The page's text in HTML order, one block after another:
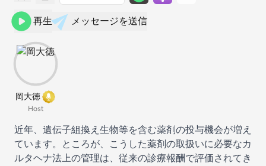
再生 メッセージを送信
岡大徳
Host
近年、遺伝子組換え生物等を含む薬剤の投与機会が増え
ています。ところが、こうした薬剤の取扱いに必要なカ
ルタヘナ法上の管理は、従来の診療報酬で評価されてき